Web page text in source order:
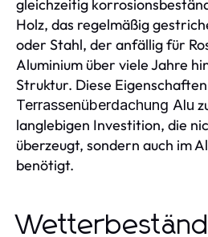
gleichzeitig
Holz, das regelmäßig
oder Stahl, der anfällig für
Aluminium über viele Jahre
Struktur. Diese
Terrassenüberdachung Alu
langlebigen Investition, die
überzeugt, sondern auch im
benötigt.